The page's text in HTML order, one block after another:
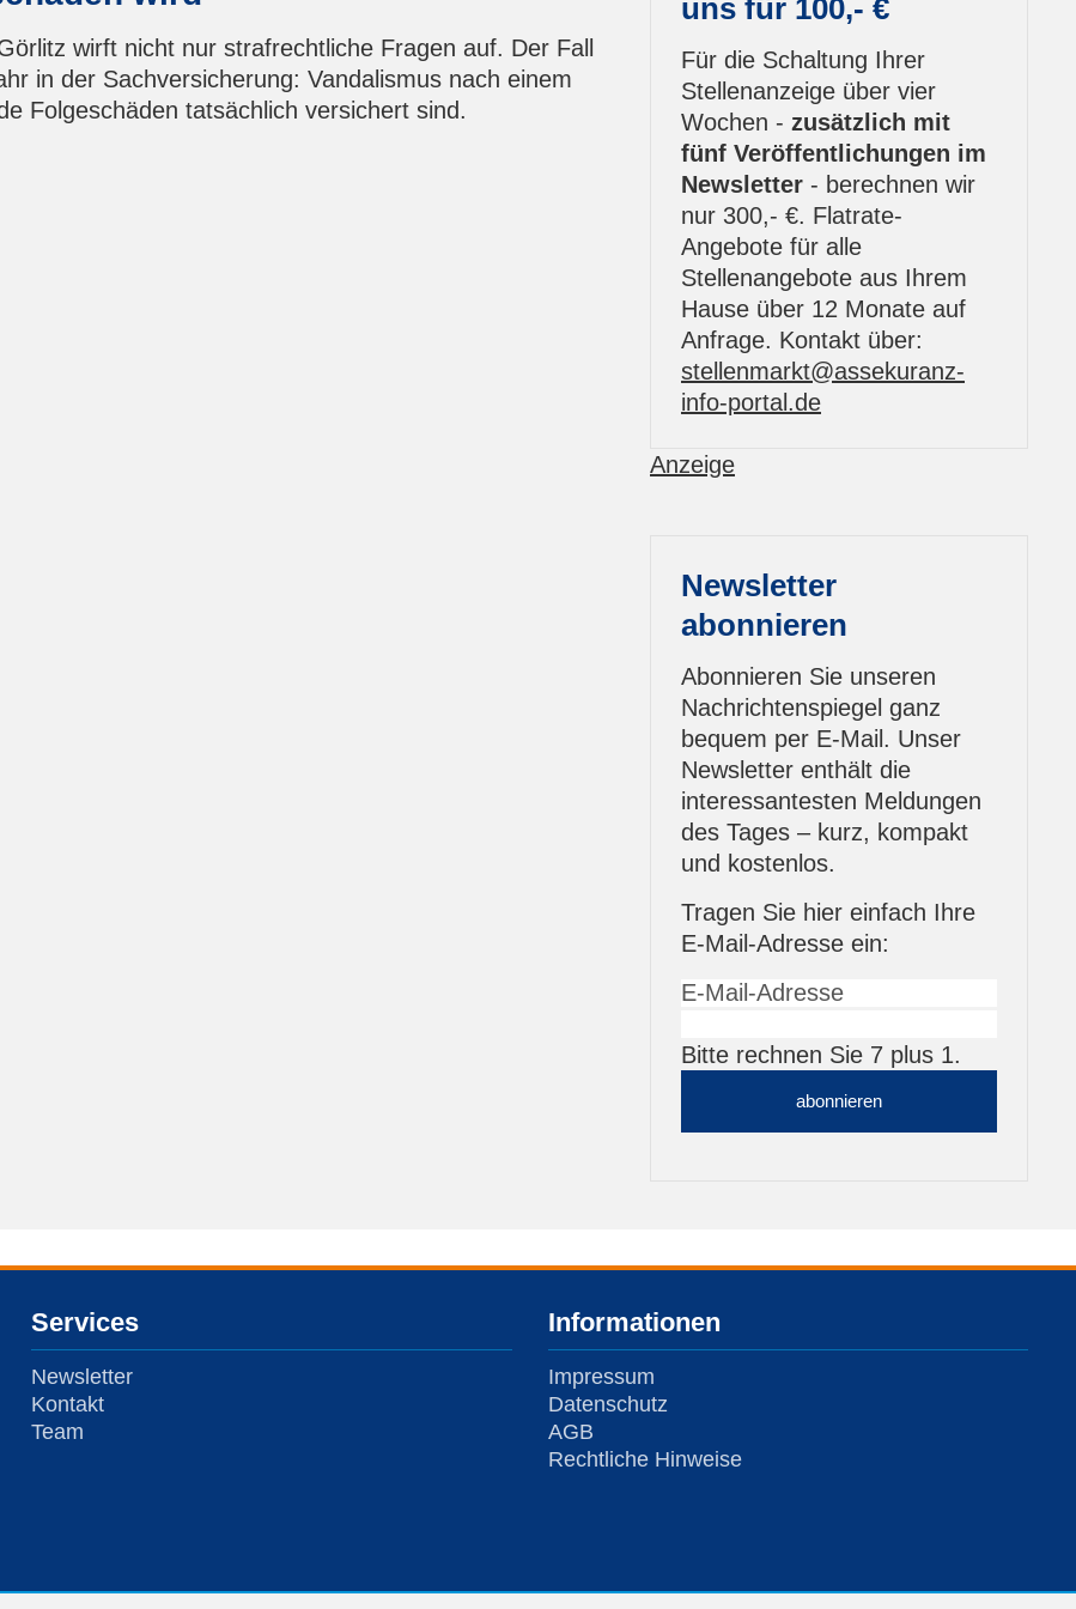
wirft nicht nur strafrechtliche Fragen auf. Der Fall
in der Sachversicherung: Vandalismus nach einem
Folgeschäden tatsächlich versichert sind.
uns für 100,- €
Für die Schaltung Ihrer
Stellenanzeige über vier
Wochen - zusätzlich mit
fünf Veröffentlichungen im
Newsletter - berechnen wir
nur 300,- €. Flatrate-
Angebote für alle
Stellenangebote aus Ihrem
Hause über 12 Monate auf
Anfrage. Kontakt über:
stellenmarkt@assekuranz-
info-portal.de
Anzeige
Newsletter
abonnieren
Abonnieren Sie unseren
Nachrichtenspiegel ganz
bequem per E-Mail. Unser
Newsletter enthält die
interessantesten Meldungen
des Tages – kurz, kompakt
und kostenlos.
Tragen Sie hier einfach Ihre
E-Mail-Adresse ein:
Bitte rechnen Sie 7 plus 1.
abonnieren
Services
Newsletter
Kontakt
Team
Informationen
Impressum
Datenschutz
AGB
Rechtliche Hinweise